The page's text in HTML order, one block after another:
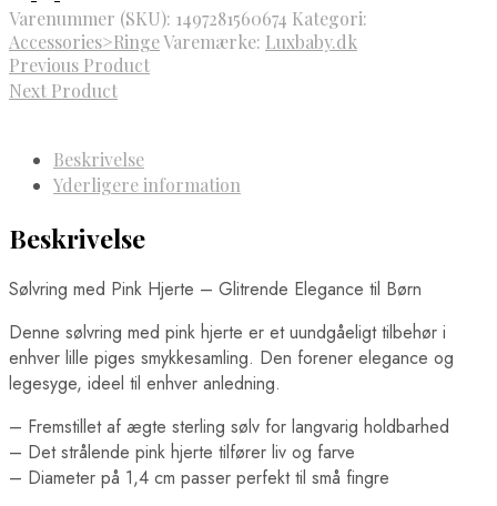
Varenummer (SKU): 1497281560674 Kategori:
Accessories>RingeVaremærke: Luxbaby.dk
Previous Product
Next Product
Beskrivelse
Yderligere information
Beskrivelse
Sølvring med Pink Hjerte – Glitrende Elegance til Børn
Denne sølvring med pink hjerte er et uundgåeligt tilbehør i
enhver lille piges smykkesamling. Den forener elegance og
legesyge, ideel til enhver anledning.
– Fremstillet af ægte sterling sølv for langvarig holdbarhed
– Det strålende pink hjerte tilfører liv og farve
– Diameter på 1,4 cm passer perfekt til små fingre